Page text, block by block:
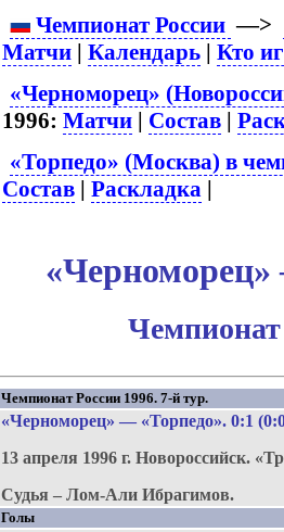
Чемпионат России —>
Матчи |Календарь |Кто
«Черноморец»
1996:Матчи | Состав |
«Торпедо» (Москва) в
Состав |Раскладка |
«Черноморец»
Чемпионат
Чемпионат России 1996. 7-й тур.
«Черноморец» — «Торпедо». 0:1
13 апреля 1996 г. Новороссийск.
Судья – Лом-Али Ибрагимов.
Голы